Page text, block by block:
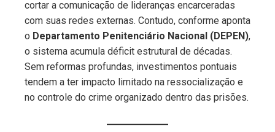
cortar a comunicação de lideranças encarceradas
com suas redes externas. Contudo, conforme aponta
o Departamento Penitenciário Nacional (DEPEN),
o sistema acumula déficit estrutural de décadas.
Sem reformas profundas, investimentos pontuais
tendem a ter impacto limitado na ressocialização e
no controle do crime organizado dentro das prisões.